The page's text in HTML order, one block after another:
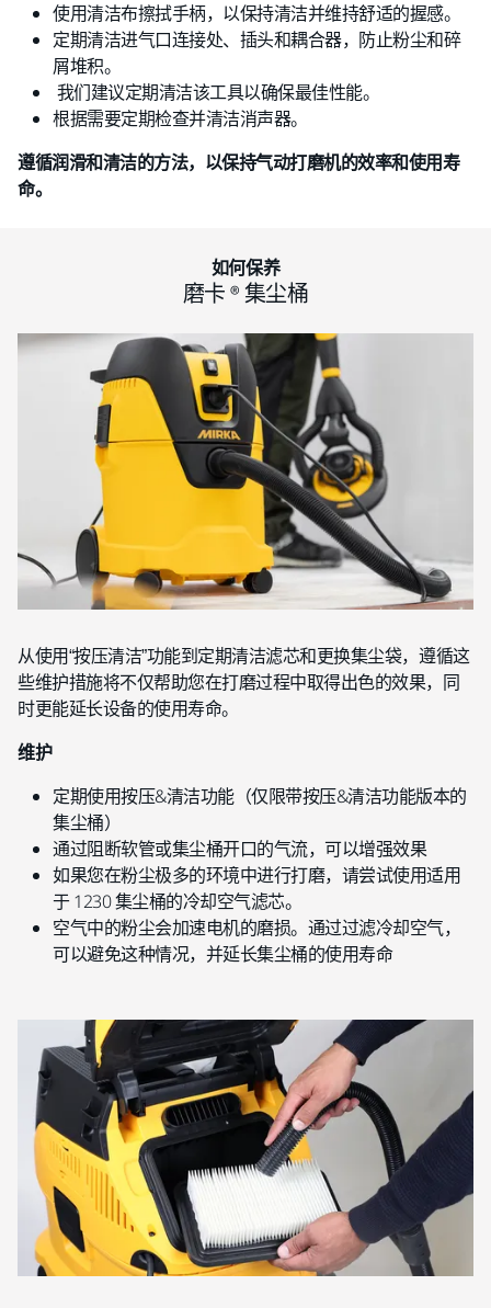
使用清洁布擦拭手柄，以保持清洁并维持舒适的握感。
定期清洁进气口连接处、插头和耦合器，防止粉尘和碎
屑堆积。
我们建议定期清洁该工具以确保最佳性能。
根据需要定期检查并清洁消声器。
遵循润滑和清洁的方法，以保持气动打磨机的效率和使用寿
命。
如何保养
磨卡 ® 集尘桶
从使用“按压清洁”功能到定期清洁滤芯和更换集尘袋，遵循这
些维护措施将不仅帮助您在打磨过程中取得出色的效果，同
时更能延长设备的使用寿命。
维护
定期使用按压&清洁功能（仅限带按压&清洁功能版本的
集尘桶）
通过阻断软管或集尘桶开口的气流，可以增强效果
如果您在粉尘极多的环境中进行打磨，请尝试使用适用
于 1230 集尘桶的冷却空气滤芯。
空气中的粉尘会加速电机的磨损。通过过滤冷却空气，
可以避免这种情况，并延长集尘桶的使用寿命